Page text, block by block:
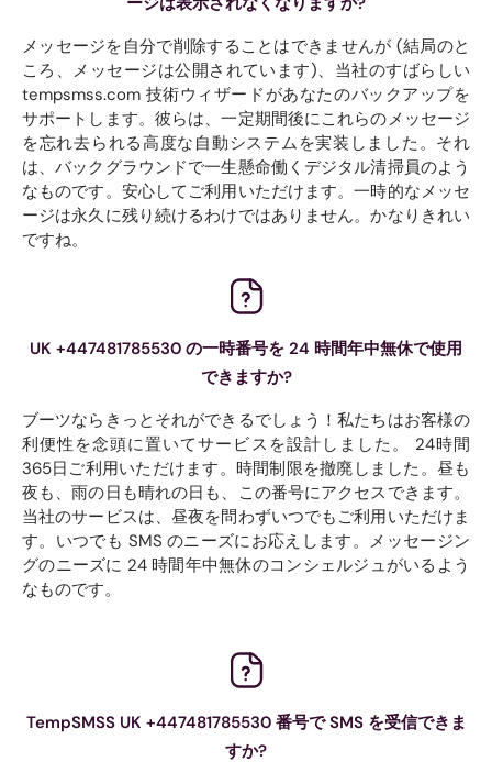
メッセージを自分で削除することはできませんが (結局のと
ころ、メッセージは公開されています)、当社のすばらしい
tempsmss.com 技術ウィザードがあなたのバックアップを
サポートします。彼らは、一定期間後にこれらのメッセージ
を忘れ去られる高度な自動システムを実装しました。それ
は、バックグラウンドで一生懸命働くデジタル清掃員のよう
なものです。安心してご利用いただけます。一時的なメッセ
ージは永久に残り続けるわけではありません。かなりきれい
ですね。
UK +447481785530 の一時番号を 24 時間年中無休で使用
できますか?
ブーツならきっとそれができるでしょう！私たちはお客様の
利便性を念頭に置いてサービスを設計しました。 24時間
365日ご利用いただけます。時間制限を撤廃しました。昼も
夜も、雨の日も晴れの日も、この番号にアクセスできます。
当社のサービスは、昼夜を問わずいつでもご利用いただけま
す。いつでも SMS のニーズにお応えします。メッセージン
グのニーズに 24 時間年中無休のコンシェルジュがいるよう
なものです。
TempSMSS UK +447481785530 番号で SMS を受信できま
すか?